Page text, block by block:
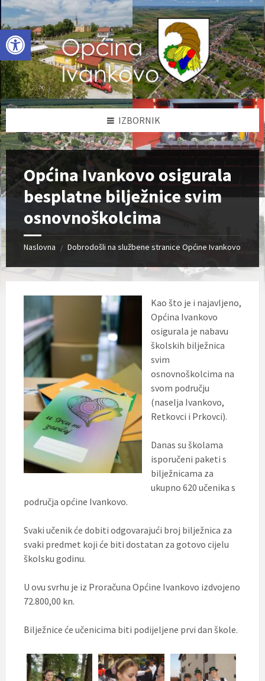
Open toolbar
Skip
to
content
Skip
to
left
sidebar
Skip
to
footer
IZBORNIK
Općina Ivankovo osigurala
besplatne bilježnice svim
osnovnoškolcima
Naslovna / Dobrodošli na službene stranice Općine Ivankovo
Kao što je i najavljeno,
Općina Ivankovo
osigurala je nabavu
školskih bilježnica
svim
osnovnoškolcima na
svom području
(naselja Ivankovo,
Retkovci i Prkovci).
Danas su školama
isporučeni paketi s
bilježnicama za
ukupno 620 učenika s
područja općine Ivankovo.
Svaki učenik će dobiti odgovarajući broj bilježnica za
svaki predmet koji će biti dostatan za gotovo cijelu
školsku godinu.
U ovu svrhu je iz Proračuna Općine Ivankovo izdvojeno
72.800,00 kn.
Bilježnice će učenicima biti podijeljene prvi dan škole.